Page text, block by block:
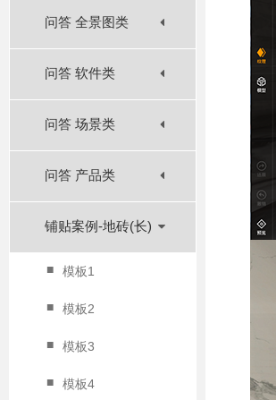
问答 全景图类
问答 软件类
问答 场景类
问答 产品类
铺贴案例-地砖(长)
■ 模板1
■ 模板2
■ 模板3
■ 模板4